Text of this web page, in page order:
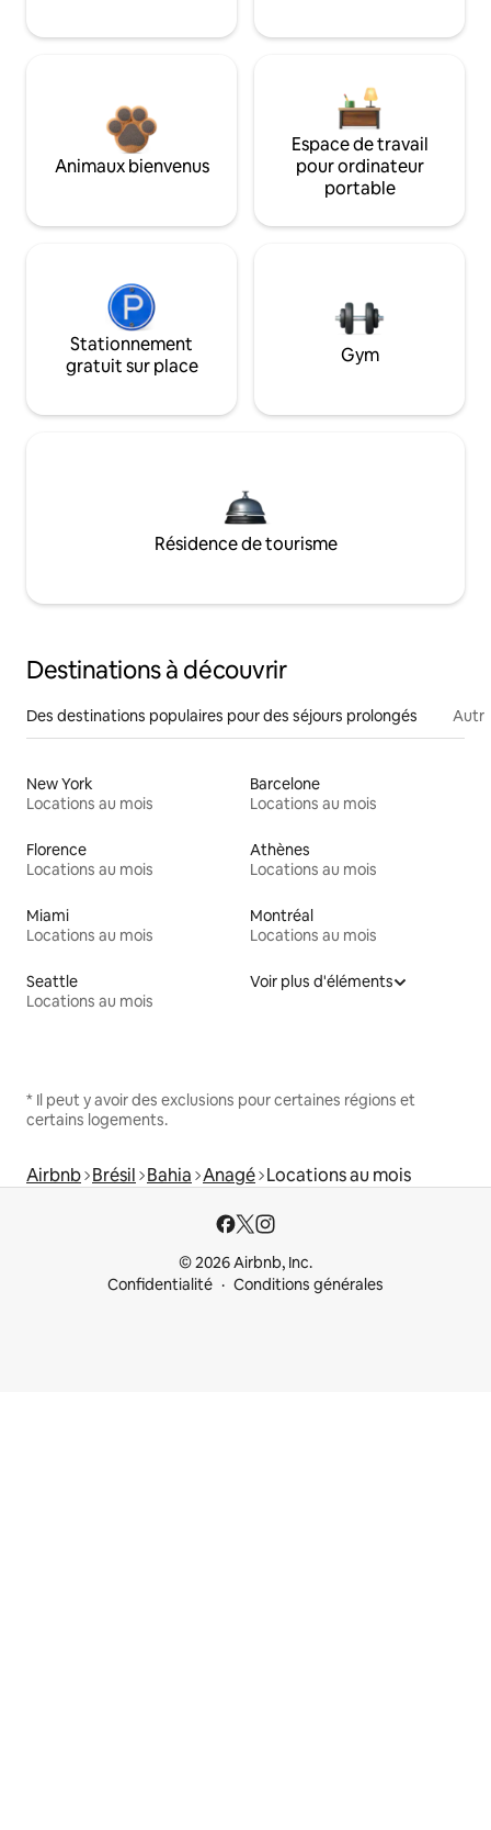
Animaux bienvenus
Espace de travail
pour ordinateur
portable
Stationnement
gratuit sur place
Gym
Résidence de tourisme
Destinations à découvrir
Des destinations populaires pour des séjours prolongés
New York
Locations au mois
Barcelone
Locations au mois
Florence
Locations au mois
Athènes
Locations au mois
Miami
Locations au mois
Montréal
Locations au mois
Seattle
Locations au mois
Voir plus d'éléments
* Il peut y avoir des exclusions pour certaines régions et
certains logements.
Airbnb Brésil Bahia Anagé Locations au mois
© 2026 Airbnb, Inc.
Confidentialité
Conditions générales